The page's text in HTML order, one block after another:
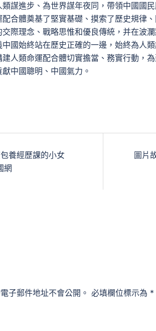
謀進步、為世界謀年夜同，帶領中國國
合體奠基了堅實基礎、摸索了歷史規律
際理念、戰略思惟和優良傳統，并在波
國始終站在歷史正確的一邊，始終為人
人類命運配合體切實擔當、務實行動，
中國聰明、中國氣力。
養經歷課的小女
網
圖片
子郵件地址不會公開。 必填欄位標示為 *